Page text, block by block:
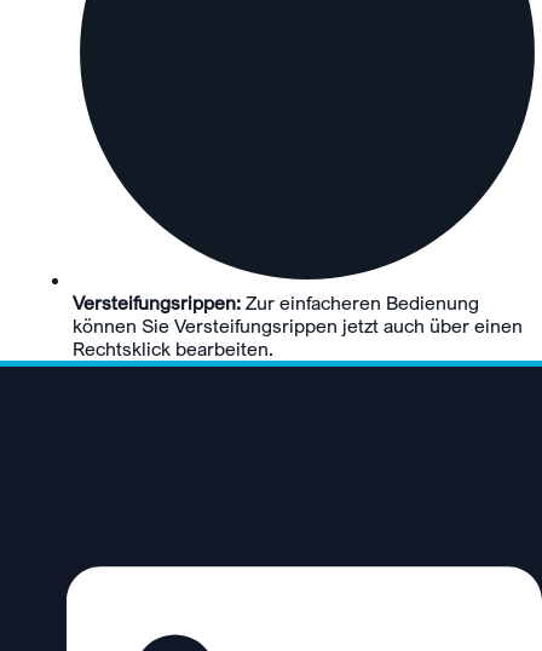
Versteifungsrippen: Zur einfacheren Bedienung
können Sie Versteifungsrippen jetzt auch über einen
Rechtsklick bearbeiten.